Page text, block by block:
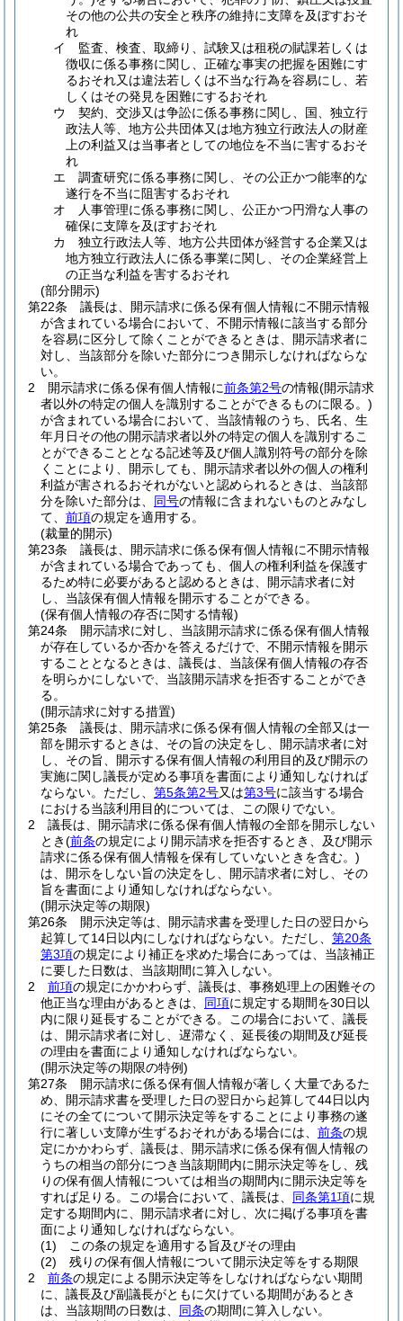
その他の公共の安全と秩序の維持に支障を及ぼすおそ
れ
イ
監査、検査、取締り、試験又は租税の賦課若しくは
徴収に係る事務に関し、正確な事実の把握を困難にす
るおそれ又は違法若しくは不当な行為を容易にし、若
しくはその発見を困難にするおそれ
ウ
契約、交渉又は争訟に係る事務に関し、国、独立行
政法人等、地方公共団体又は地方独立行政法人の財産
上の利益又は当事者としての地位を不当に害するおそ
れ
エ
調査研究に係る事務に関し、その公正かつ能率的な
遂行を不当に阻害するおそれ
オ
人事管理に係る事務に関し、公正かつ円滑な人事の
確保に支障を及ぼすおそれ
カ
独立行政法人等、地方公共団体が経営する企業又は
地方独立行政法人に係る事業に関し、その企業経営上
の正当な利益を害するおそれ
(部分開示)
第22条
議長は、開示請求に係る保有個人情報に不開示情報
が含まれている場合において、不開示情報に該当する部分
を容易に区分して除くことができるときは、開示請求者に
対し、当該部分を除いた部分につき開示しなければならな
い。
2
開示請求に係る保有個人情報に前条第2号の情報(開示請求
者以外の特定の個人を識別することができるものに限る。)
が含まれている場合において、当該情報のうち、氏名、生
年月日その他の開示請求者以外の特定の個人を識別するこ
とができることとなる記述等及び個人識別符号の部分を除
くことにより、開示しても、開示請求者以外の個人の権利
利益が害されるおそれがないと認められるときは、当該部
分を除いた部分は、 同号の情報に含まれないものとみなし
て、 前項の規定を適用する。
(裁量的開示)
第23条
議長は、開示請求に係る保有個人情報に不開示情報
が含まれている場合であっても、個人の権利利益を保護す
るため特に必要があると認めるときは、開示請求者に対
し、当該保有個人情報を開示することができる。
(保有個人情報の存否に関する情報)
第24条
開示請求に対し、当該開示請求に係る保有個人情報
が存在しているか否かを答えるだけで、不開示情報を開示
することとなるときは、議長は、当該保有個人情報の存否
を明らかにしないで、当該開示請求を拒否することができ
る。
(開示請求に対する措置)
第25条
議長は、開示請求に係る保有個人情報の全部又は一
部を開示するときは、その旨の決定をし、開示請求者に対
し、その旨、開示する保有個人情報の利用目的及び開示の
実施に関し議長が定める事項を書面により通知しなければ
ならない。 ただし、 第5条第2号又は第3号に該当する場合
における当該利用目的については、この限りでない。
2
議長は、開示請求に係る保有個人情報の全部を開示しない
とき(前条の規定により開示請求を拒否するとき、及び開示
請求に係る保有個人情報を保有していないときを含む。)
は、開示をしない旨の決定をし、開示請求者に対し、その
旨を書面により通知しなければならない。
(開示決定等の期限)
第26条
開示決定等は、開示請求書を受理した日の翌日から
起算して14日以内にしなければならない。 ただし、 第20条
第3項の規定により補正を求めた場合にあっては、当該補正
に要した日数は、当該期間に算入しない。
2
前項の規定にかかわらず、議長は、事務処理上の困難その
他正当な理由があるときは、 同項に規定する期間を30日以
内に限り延長することができる。
この場合において、議長
は、開示請求者に対し、遅滞なく、延長後の期間及び延長
の理由を書面により通知しなければならない。
(開示決定等の期限の特例)
第27条
開示請求に係る保有個人情報が著しく大量であるた
め、開示請求書を受理した日の翌日から起算して44日以内
にその全てについて開示決定等をすることにより事務の遂
行に著しい支障が生ずるおそれがある場合には、 前条の規
定にかかわらず、議長は、開示請求に係る保有個人情報の
うちの相当の部分につき当該期間内に開示決定等をし、残
りの保有個人情報については相当の期間内に開示決定等を
すれば足りる。
この場合において、議長は、 同条第1項に規
定する期間内に、開示請求者に対し、次に掲げる事項を書
面により通知しなければならない。
(1)
この条の規定を適用する旨及びその理由
(2)
残りの保有個人情報について開示決定等をする期限
2
前条の規定による開示決定等をしなければならない期間
に、議長及び副議長がともに欠けている期間があるとき
は、当該期間の日数は、 同条の期間に算入しない。